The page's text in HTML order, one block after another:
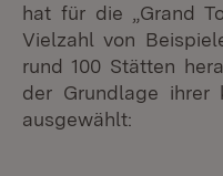
hat für die „Grand
Vielzahl von
rund 100 Stätten
der Grundlage ihrer
ausgewählt: